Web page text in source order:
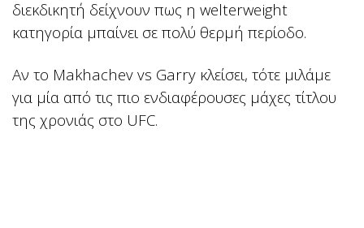
διεκδικητή δείχνουν πως η welterweight
κατηγορία μπαίνει σε πολύ θερμή περίοδο.
Αν το Makhachev vs Garry κλείσει, τότε μιλάμε
για μία από τις πιο ενδιαφέρουσες μάχες τίτλου
της χρονιάς στο UFC.